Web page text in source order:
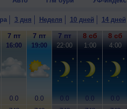
3 дня Неделя 10 дней 14 дней
7 пт
16:00
0.0
7 пт
19:00
0.0
7 пт
22:00
0.0
8 сб
1:00
0.0
8 сб
4:00
0.0